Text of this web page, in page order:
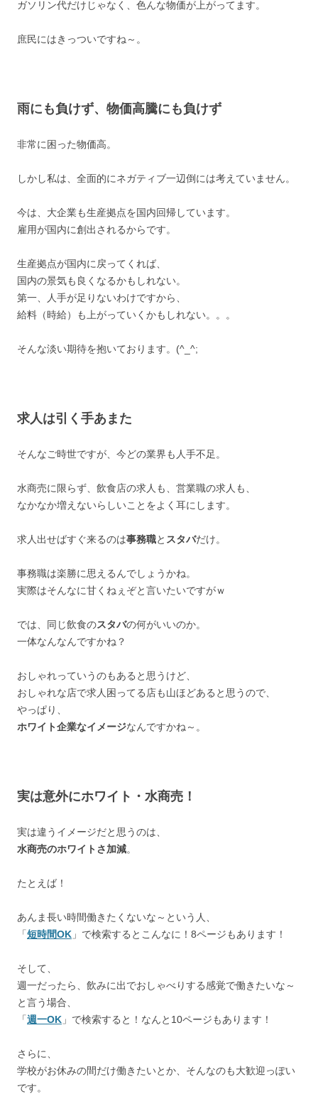
ガソリン代だけじゃなく、色んな物価が上がってます。
庶民にはきっついですね～。
雨にも負けず、物価高騰にも負けず
非常に困った物価高。
しかし私は、全面的にネガティブ一辺倒には考えていません。
今は、大企業も生産拠点を国内回帰しています。
雇用が国内に創出されるからです。
生産拠点が国内に戻ってくれば、
国内の景気も良くなるかもしれない。
第一、人手が足りないわけですから、
給料（時給）も上がっていくかもしれない。。。
そんな淡い期待を抱いております。(^_^;ゞ
求人は引く手あまた
そんなご時世ですが、今どの業界も人手不足。
水商売に限らず、飲食店の求人も、営業職の求人も、
なかなか増えないらしいことをよく耳にします。
求人出せばすぐ来るのは事務職と スタバだけ。
事務職は楽勝に思えるんでしょうかね。
実際はそんなに甘くねぇぞと言いたいですがｗ
では、同じ飲食のスタバの何がいいのか。
一体なんなんですかね？
おしゃれっていうのもあると思うけど、
おしゃれな店で求人困ってる店も山ほどあると思うので、
やっぱり、
ホワイト企業なイメージなんですかね～。
実は意外にホワイト・水商売！
実は違うイメージだと思うのは、
水商売のホワイトさ加減。
たとえば！
あんま長い時間働きたくないな～という人、
「短時間OK 」で検索するとこんなに！8ページもあります！
そして、
週一だったら、飲みに出でおしゃべりする感覚で働きたいな～
と言う場合、
「週一OK 」で検索すると！なんと10ページもあります！
さらに、
学校がお休みの間だけ働きたいとか、そんなのも大歓迎っぽい
です。